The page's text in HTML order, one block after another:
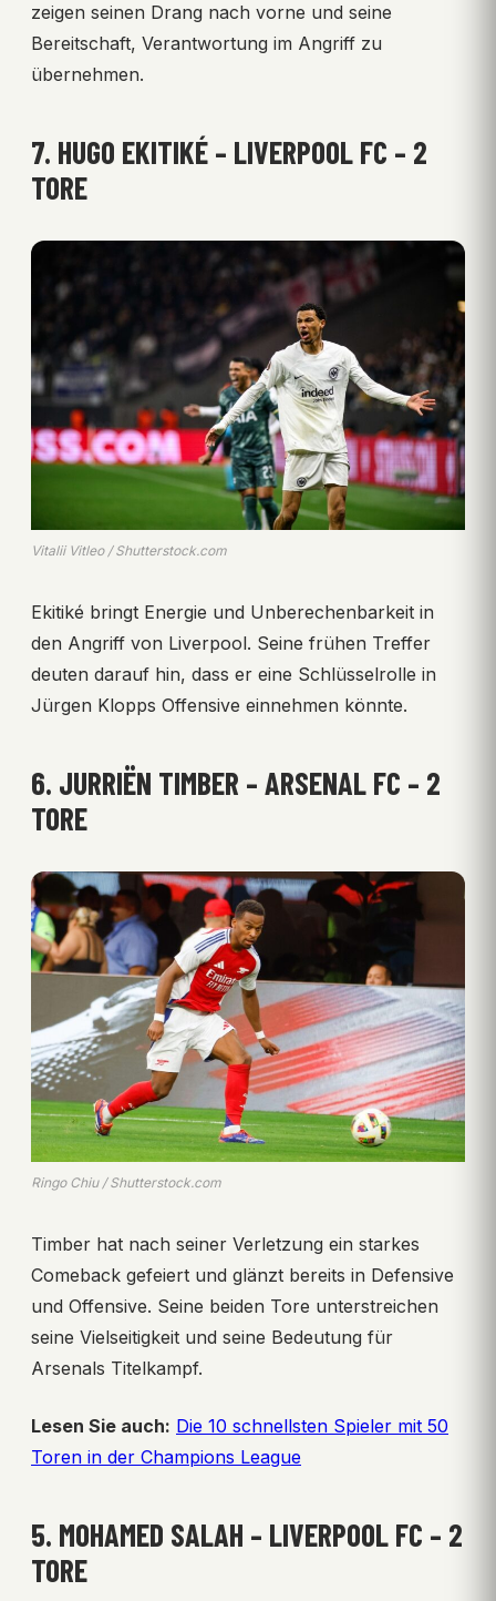
zeigen seinen Drang nach vorne und seine
Bereitschaft, Verantwortung im Angriff zu
übernehmen.
7. HUGO EKITIKÉ – LIVERPOOL FC – 2
TORE
Vitalii Vitleo / Shutterstock.com
Ekitiké bringt Energie und Unberechenbarkeit in
den Angriff von Liverpool. Seine frühen Treffer
deuten darauf hin, dass er eine Schlüsselrolle in
Jürgen Klopps Offensive einnehmen könnte.
6. JURRIËN TIMBER – ARSENAL FC – 2
TORE
Ringo Chiu / Shutterstock.com
Timber hat nach seiner Verletzung ein starkes
Comeback gefeiert und glänzt bereits in Defensive
und Offensive. Seine beiden Tore unterstreichen
seine Vielseitigkeit und seine Bedeutung für
Arsenals Titelkampf.
Lesen Sie auch: Die 10 schnellsten Spieler mit 50
Toren in der Champions League
5. MOHAMED SALAH – LIVERPOOL FC – 2
TORE